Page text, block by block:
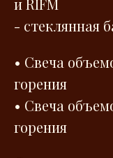
и RIFM
- стеклянная
• Свеча
горения
• Свеча
горения